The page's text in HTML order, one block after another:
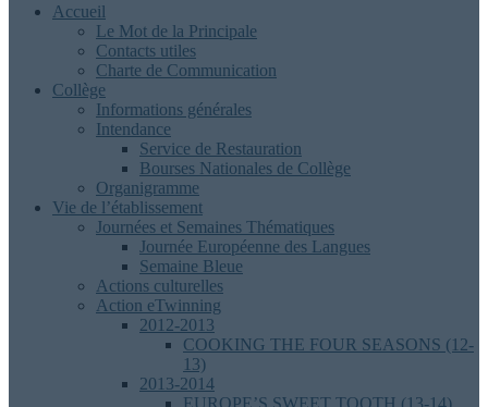
Accueil
Le Mot de la Principale
Contacts utiles
Charte de Communication
Collège
Informations générales
Intendance
Service de Restauration
Bourses Nationales de Collège
Organigramme
Vie de l’établissement
Journées et Semaines Thématiques
Journée Européenne des Langues
Semaine Bleue
Actions culturelles
Action eTwinning
2012-2013
COOKING THE FOUR SEASONS (12-
13)
2013-2014
EUROPE’S SWEET TOOTH (13-14)